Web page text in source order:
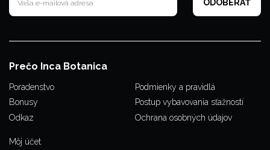
Prečo Inca Botanica
Poradenstvo
Bonusy
Odkaz
Podmienky a pravidlá
Postup vybavovania sťažností
Ochrana osobných údajov
Môj účet